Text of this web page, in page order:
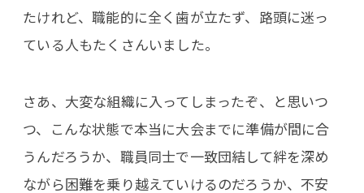
たけれど、職能的に全く歯が立たず、路頭に迷っ
ている人もたくさんいました。
さあ、大変な組織に入ってしまったぞ、と思いつ
つ、こんな状態で本当に大会までに準備が間に合
うんだろうか、職員同士で一致団結して絆を深め
ながら困難を乗り越えていけるのだろうか、不安